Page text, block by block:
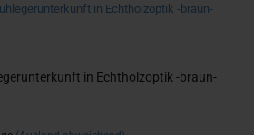
in Echt­holz­op­tik -​braun-​